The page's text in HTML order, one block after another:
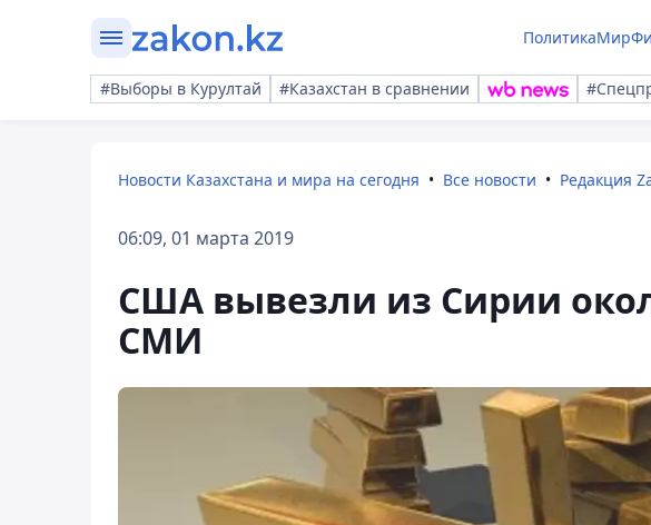
ПолитикаМир
#Выборы в Курултай #Казахстан в сравнении
Новости Казахстана и мира на сегодня Все новости Редакция
06:09, 01 марта 2019
США вывезли из Сирии
СМИ